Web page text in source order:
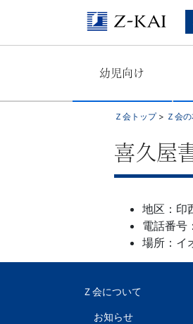
習
幼児向け
Ｚ会トップ> Ｚ会
喜久屋
地区：印
電話番
場所：イ
Ｚ会について
お知らせ